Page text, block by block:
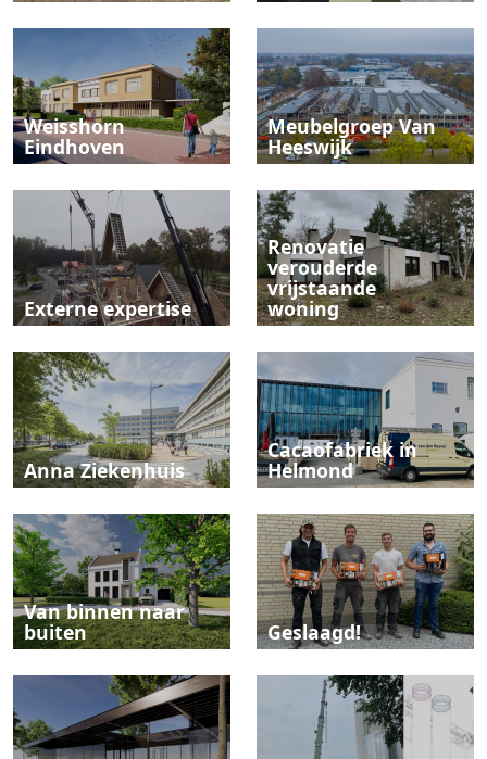
Weisshorn
Eindhoven
Meubelgroep Van
Heeswijk
Externe expertise
Renovatie
verouderde
vrijstaande
woning
Anna Ziekenhuis
Cacaofabriek in
Helmond
Van binnen naar
buiten Geslaagd!